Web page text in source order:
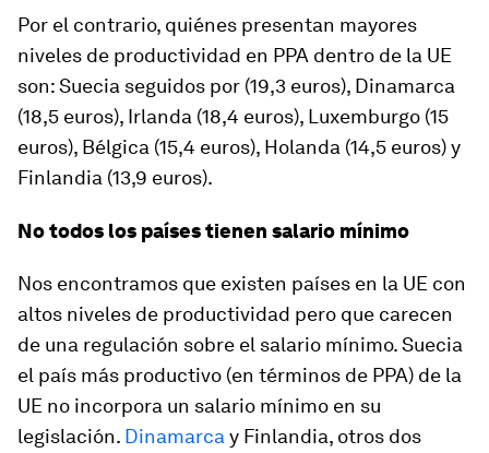
Por el contrario, quiénes presentan mayores
niveles de productividad en PPA dentro de la UE
son: Suecia seguidos por (19,3 euros), Dinamarca
(18,5 euros), Irlanda (18,4 euros), Luxemburgo (15
euros), Bélgica (15,4 euros), Holanda (14,5 euros) y
Finlandia (13,9 euros).
No todos los países tienen salario mínimo
Nos encontramos que existen países en la UE con
altos niveles de productividad pero que carecen
de una regulación sobre el salario mínimo. Suecia
el país más productivo (en términos de PPA) de la
UE no incorpora un salario mínimo en su
legislación. Dinamarca y Finlandia, otros dos